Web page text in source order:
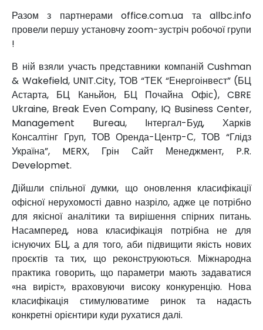
Разом з партнерами office.com.ua та allbc.info
провели першу установчу zoom-зустріч робочої групи
!
В ній взяли участь представники компаній Cushman
& Wakefield, UNIT.City, ТОВ “ТЕК “Енергоінвест” (БЦ
Астарта, БЦ Каньйон, БЦ Почайна Офіс), CBRE
Ukraine, Break Еven Сompany, IQ Business Center,
Management Bureau, Інтергал-Буд, Харків
Консалтінг Груп, ТОВ Оренда-Центр-С, ТОВ “Глідз
Україна”, MERX, Грін Сайт Менеджмент, P.R.
Developmet.
Дійшли спільної думки, що оновлення класифікації
офісної нерухомості давно назріло, адже це потрібно
для якісної аналітики та вирішення спірних питань.
Насамперед, нова класифікація потрібна не для
існуючих БЦ, а для того, аби підвищити якість нових
проєктів та тих, що реконструюються. Міжнародна
практика говорить, що параметри мають задаватися
«на виріст», враховуючи високу конкуренцію. Нова
класифікація стимулюватиме ринок та надасть
конкретні орієнтири куди рухатися далі.